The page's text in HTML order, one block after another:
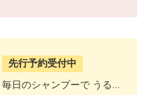
先行予約受付中
毎日のシャンプーで うる...